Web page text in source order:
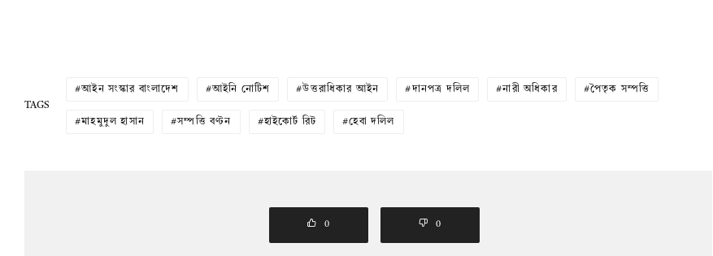
TAGS
আইন সংস্কার বাংলাদেশ আইনি নোটিশ উত্তরাধিকার আইন দানপত্র দলিল নারী অধিকার পৈতৃক সম্পত্তি
মাহমুদুল হাসান সম্পত্তি বণ্টন হাইকোর্ট রিট হেবা দলিল
0 0